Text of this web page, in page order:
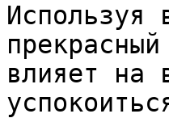
Используя
влияет на